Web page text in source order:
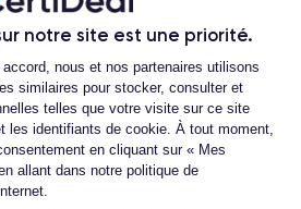
notre site est une priorité.
Gestion du
nous et nos partenaires utilisons
similaires pour stocker, consulter et
telles que votre visite sur ce site
les identifiants de cookie. À tout moment,
en cliquant sur « Mes
allant dans notre politique de
d’homologation en trois étapes :
Nos experts sont ainsi les
sur le produit, que nous
mêmes en interne, sans autre
pour nos clients d’acheter un
reconditionné en France,
de 30 mois et d’un service après-
avec nos experts techniques.